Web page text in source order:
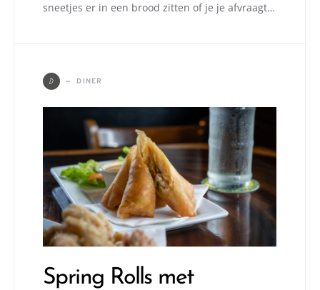
sneetjes er in een brood zitten of je je afvraagt…
D DINER
Spring Rolls met